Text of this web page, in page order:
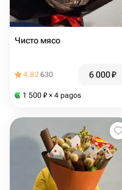
Чисто мясо
4.82630 6 000₽
1 500 ₽ × 4 pagos